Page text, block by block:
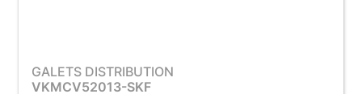
GALETS DISTRIBUTION
VKMCV52013-SKF